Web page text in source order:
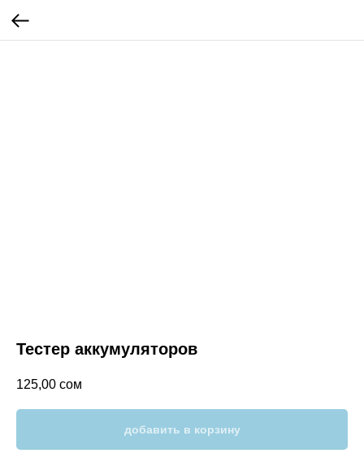
Тестер аккумуляторов
125,00 сом
добавить в корзину